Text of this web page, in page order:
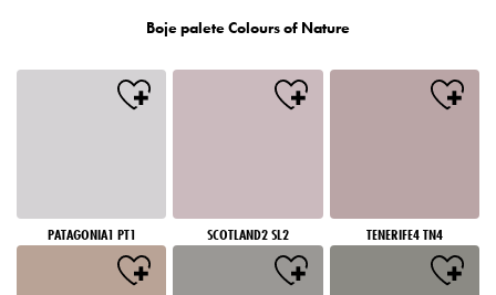
Boje palete Colours of Nature
PATAGONIA1 PT1 SCOTLAND2 SL2 TENERIFE4 TN4